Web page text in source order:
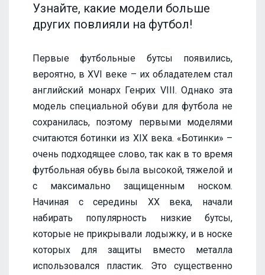
Узнайте, какие модели больше
других повлияли на футбол!
Первые футбольные бутсы появились,
вероятно, в XVI веке – их обладателем стал
английский монарх Генрих VIII. Однако эта
модель специальной обуви для футбола не
сохранилась, поэтому первыми моделями
считаются ботинки из XIX века. «Ботинки» –
очень подходящее слово, так как в то время
футбольная обувь была высокой, тяжелой и
с максимально защищенным носком.
Начиная с середины XX века, начали
набирать популярность низкие бутсы,
которые не прикрывали лодыжку, и в носке
которых для защиты вместо металла
использовался пластик. Это существенно